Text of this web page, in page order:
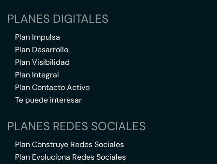
PLANES DIGITALES
Plan Impulsa
Plan Desarrollo
Plan Visibilidad
Plan Integral
Plan Contacto Activo
Te puede interesar
PLANES REDES SOCIALES
Plan Construye Redes Sociales
Plan Evoluciona Redes Sociales